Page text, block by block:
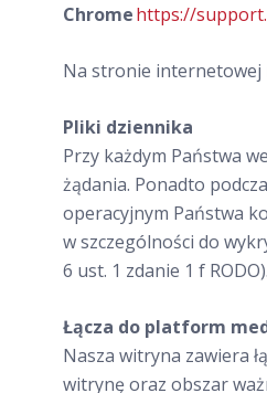
Chromehttps://
Na stronie internetowej
Pliki dziennika
Przy każdym Państwa
żądania. Ponadto
operacyjnym Państwa
w szczególności do
6 ust. 1 zdanie 1 f RODO).
Łącza do platform
Nasza witryna zawiera
witrynę oraz obszar